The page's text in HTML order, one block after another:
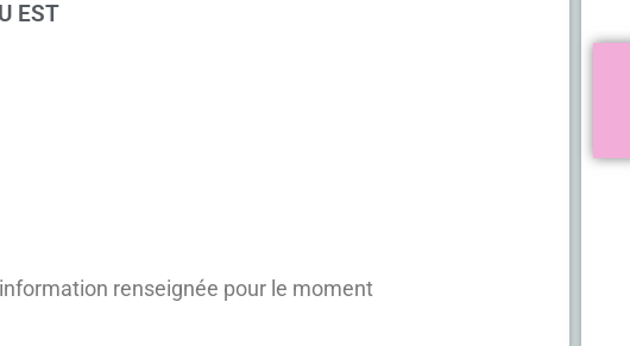
EST
renseignée pour le moment